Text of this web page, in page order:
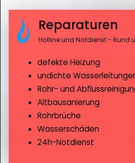
Reparaturen
Hotline und Notdienst - Rund
defekte Heizung
undichte
Rohr- und
Altbausanierung
Rohrbrüche
Wasserschäden
24h-Notdienst